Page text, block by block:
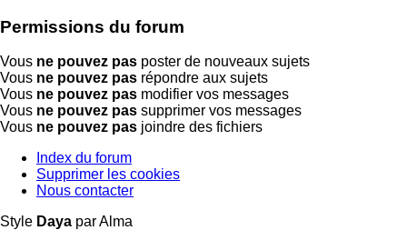
Permissions du forum
Vous ne pouvez pas poster de nouveaux sujets
Vous ne pouvez pas répondre aux sujets
Vous ne pouvez pas modifier vos messages
Vous ne pouvez pas supprimer vos messages
Vous ne pouvez pas joindre des fichiers
Index du forum
Supprimer les cookies
Nous contacter
Style Daya par Alma